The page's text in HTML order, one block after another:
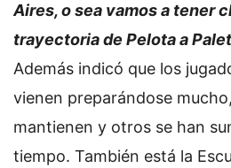
Aires, o sea vamos a tener
trayectoria de Pelota a
Además indicó que los
vienen preparándose
mantienen y otros se han
tiempo. También está la